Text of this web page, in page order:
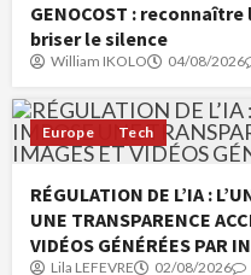
GENOCOST :
briser le silence
William IKOLO 04/08/2026
Europe Tech
RÉGULATION DE L’IA :
UNE TRANSPARENCE
VIDÉOS GÉNÉRÉES PAR
Lila LEFEVRE 02/08/2026